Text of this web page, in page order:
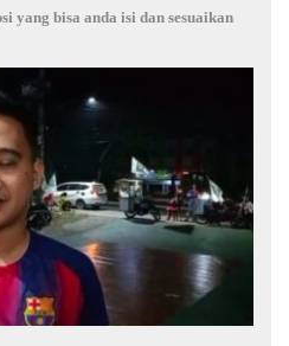
yang bisa anda isi dan sesuaikan